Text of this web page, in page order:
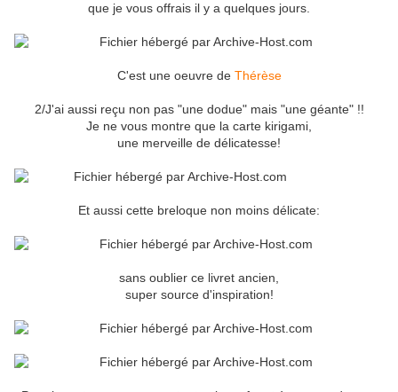
que je vous offrais il y a quelques jours.
C'est une oeuvre deThérèse
2/J'ai aussi reçu non pas "une dodue" mais "une géante" !!
Je ne vous montre que la carte kirigami,
une merveille de délicatesse!
Et aussi cette breloque non moins délicate:
sans oublier ce livret ancien,
super source d'inspiration!